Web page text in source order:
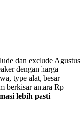
dan exclude Agustus
dengan harga
type alat, besar
berkisar antara Rp
lebih pasti